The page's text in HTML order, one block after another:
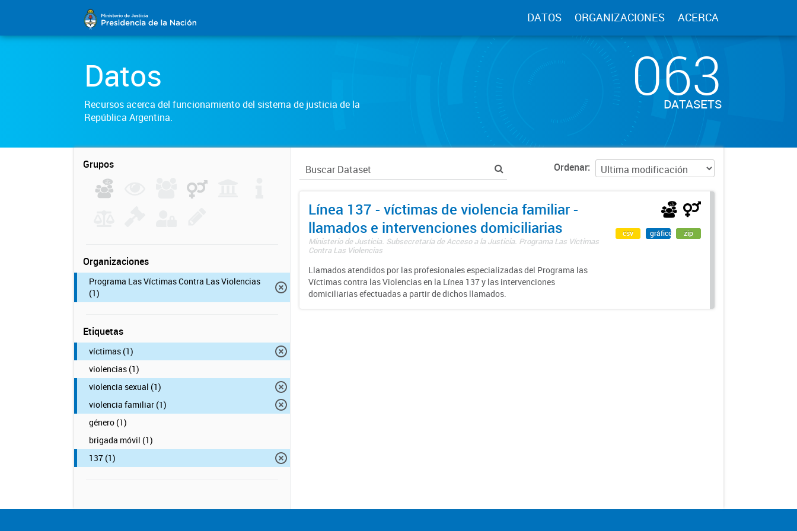
DATOS ORGANIZACIONES ACERCA
Datos
Recursos acerca del funcionamiento del sistema de justicia de la
República Argentina.
063
DATASETS
Grupos
Organizaciones
Programa Las Víctimas Contra Las Violencias
(1)
Etiquetas
víctimas (1)
violencias (1)
violencia sexual (1)
violencia familiar (1)
género (1)
brigada móvil (1)
137 (1)
Ordenar
Línea 137 - víctimas de violencia familiar -
llamados e intervenciones domiciliarias
Ministerio de Justicia. Subsecretaría de Acceso a la Justicia. Programa Las Víctimas
Contra Las Violencias
Llamados atendidos por las profesionales especializadas del Programa las
Víctimas contra las Violencias en la Línea 137 y las intervenciones
domiciliarias efectuadas a partir de dichos llamados.
csv gráfico zip